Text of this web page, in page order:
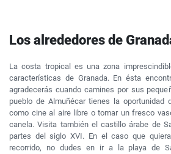
Los alrededores de
La costa tropical es una zona
características de Granada. En ésta
agradecerás cuando camines por sus
pueblo de Almuñécar tienes la oportunidad
como cine al aire libre o tomar un fresco
canela. Visita también el castillo árabe de
partes del siglo XVI. En el caso que
recorrido, no dudes en ir a la playa de